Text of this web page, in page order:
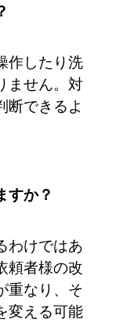
作したり洗
ません。対
断できるよ
すか？
わけではあ
頼者様の改
重なり、そ
変える可能